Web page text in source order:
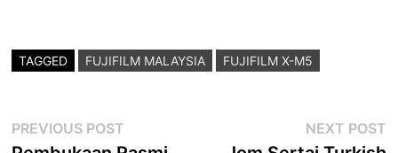
TAGGED FUJIFILM MALAYSIA FUJIFILM X-M5
Post
PREVIOUS POST NEXT POST